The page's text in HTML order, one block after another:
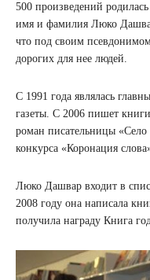
500 произведений
имя и фамилия Люко
что под своим
дорогих для нее людей.
С 1991 года являлась
газеты. С 2006 пишет
роман писательницы «Село
конкурса «Коронация
Люко Дашвар входит в
2008 году она написала
получила награду Книга